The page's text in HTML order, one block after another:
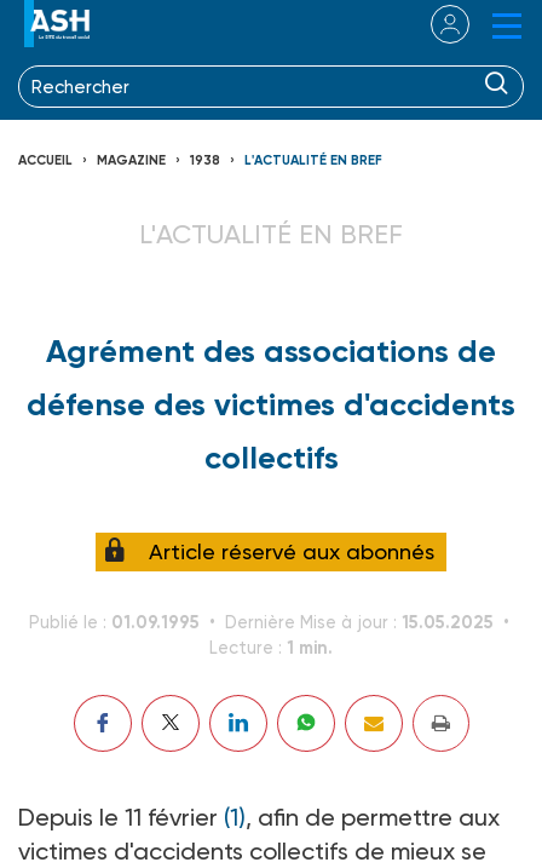
ACCUEIL MAGAZINE 1938 L'ACTUALITÉ EN BREF
L'ACTUALITÉ EN BREF
Agrément des associations de
défense des victimes d'accidents
collectifs
Article réservé aux abonnés
Publié le : 01.09.1995 Dernière Mise à jour : 15.05.2025
Lecture : 1 min.
Depuis le 11 février (1), afin de permettre aux
victimes d'accidents collectifs de mieux se